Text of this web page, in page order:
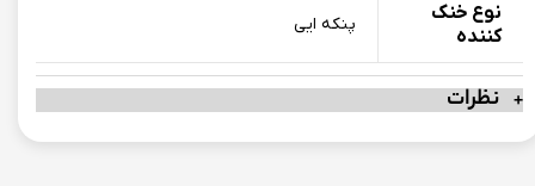
نوع خنک
کننده
پنکه ایی
نظرات